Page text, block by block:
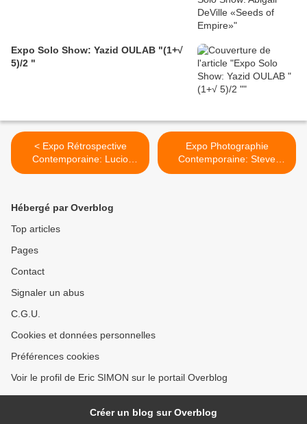
Expo Solo Show: Yazid OULAB "(1+√
5)/2 "
< Expo Rétrospective
Contemporaine: Lucio
Fontana
Expo Photographie
Contemporaine: Steve
SCHAPIRO « ONCE UPON
Hébergé par Overblog
Top articles
Pages
Contact
Signaler un abus
C.G.U.
Cookies et données personnelles
Préférences cookies
Voir le profil de Eric SIMON sur le portail Overblog
Créer un blog sur Overblog